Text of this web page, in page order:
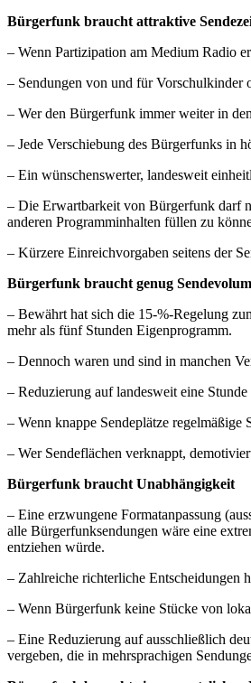
Bürgerfunk braucht attraktive
– Wenn Partizipation am Medium Radio
– Sendungen von und für Vorschulkinder
– Wer den Bürgerfunk immer weiter in
– Jede Verschiebung des Bürgerfunks in
– Ein wünschenswerter, landesweit
– Die Erwartbarkeit von Bürgerfunk darf
anderen Programminhalten füllen zu
– Kürzere Einreichvorgaben seitens der
Bürgerfunk braucht genug
– Bewährt hat sich die 15-%-Regelung
mehr als fünf Stunden Eigenprogramm.
– Dennoch waren und sind in manchen
– Reduzierung auf landesweit eine
– Wenn knappe Sendeplätze
– Wer Sendeflächen verknappt,
Bürgerfunk braucht Unabhängigkeit
– Eine erzwungene Formatanpassung
alle Bürgerfunksendungen wäre eine
entziehen würde.
– Zahlreiche richterliche Entscheidungen
– Wenn Bürgerfunk keine Stücke von
– Eine Reduzierung auf ausschließlich
vergeben, die in mehrsprachigen